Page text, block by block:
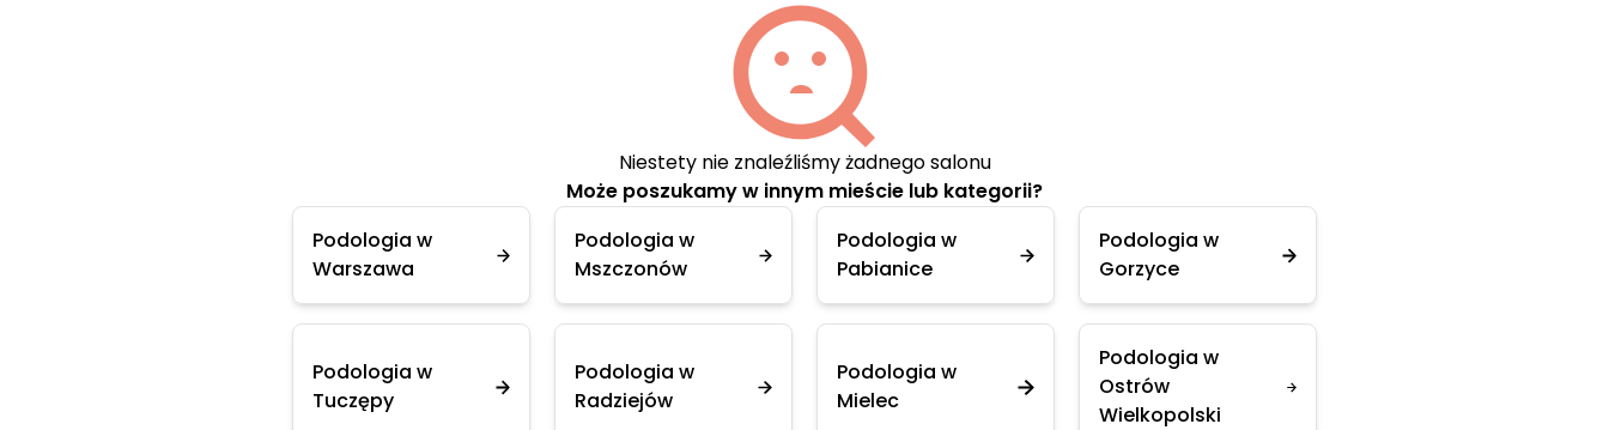
Niestety nie znaleźliśmy żadnego salonu
Może poszukamy w innym mieście lub kategorii?
Podologia w
Warszawa
Podologia w
Mszczonów
Podologia w
Pabianice
Podologia w
Gorzyce
Podologia w
Tuczępy
Podologia w
Radziejów
Podologia w
Mielec
Podologia w
Ostrów
Wielkopolski